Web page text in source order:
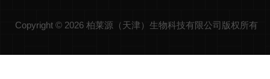
Copyright © 2026 柏莱源（天津）生物科技有限公司版权所有